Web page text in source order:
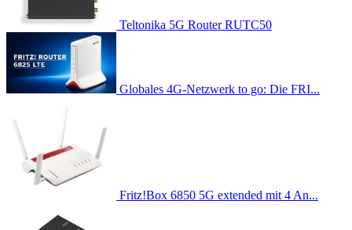
Teltonika 5G Router RUTC50
Globales 4G-Netzwerk to go: Die FRI...
Fritz!Box 6850 5G extended mit 4 An...